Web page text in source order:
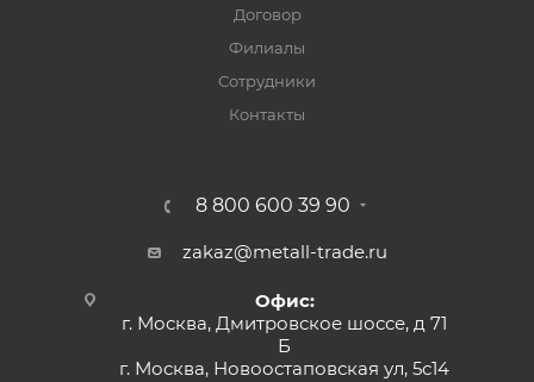
Договор
Филиалы
Сотрудники
Контакты
8 800 600 39 90
zakaz@metall-trade.ru
Офис:
г. Москва, Дмитровское шоссе, д 71
Б
г. Москва, Новоостаповская ул, 5с14